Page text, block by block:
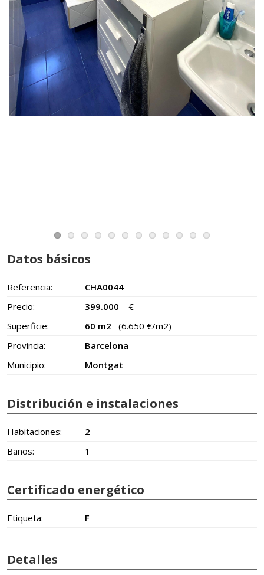
Datos básicos
Referencia:
CHA0044
Precio:
399.000
€
Superficie:
60 m2
(6.650 €/m2)
Provincia:
Barcelona
Municipio:
Montgat
Distribución e instalaciones
Habitaciones:
2
Baños:
1
Certificado energético
Etiqueta: F
Detalles